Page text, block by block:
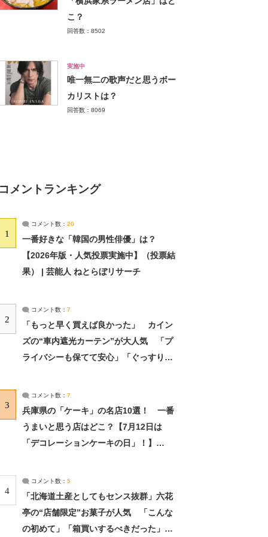
こ？
回答数：8502
実施中
唯一無二の歌声だと思うボー
カリストは？
回答数：8069
コメントランキング
1
コメント数： 20
一番好きな「韓国の男性俳優」は？
【2026年版・人気投票実施中】（投票結
果） | 芸能人 ねとらぼリサーチ
2
コメント数： 7
「もっと早く買えば良かった」 カイン
ズの“車内遮光カーテン”が大人気 「プ
ライバシーも保てて安心」「ぐっすり眠
3
コメント数： 7
兵庫県の「ケーキ」の名店10選！ 一番
うまいと思う店はどこ？【7月12日は
「デコレーションケーキの日」！】
4
コメント数： 5
「北海道土産としてもセンス抜群」六花
亭の“店舗限定”お菓子が人気 「こんな
の初めて」「箱買いするべきだった」